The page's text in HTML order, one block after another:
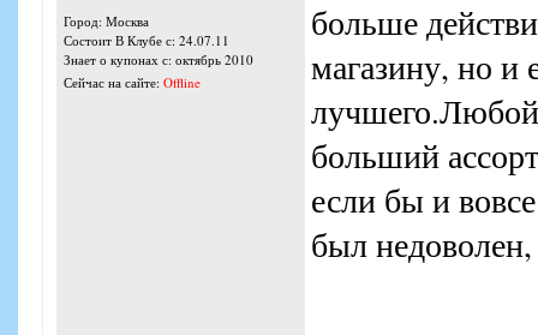
Город: Москва
Состоит В Клубе с: 24.07.11
Знает о купонах с: октябрь 2010
Сейчас на сайте: Offline
больше
магазину, но и
лучшего.Любой
больший
если бы и
был